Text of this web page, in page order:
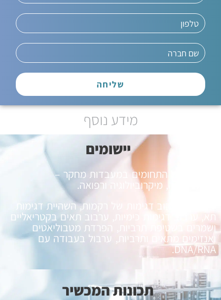
שליחה
מידע נוסף
יישומים
מתאים לכל התחומים במעבדות מחקר –
ביוטכנולוגיה, מיקרוביולוגיה ורפואה.
משמש לערבוב דגימות של רקמות, השהיית דגימות
תא, ערבוב דגימות כימיות, ערבוב תאים בקטריאליים
ושמרים בשטיפת תרביות, הפרדת מטבוליאטים
ואנזימים מתאים ותרביות, ערבול בעבודה עם
DNA/RNA.
תכונות המכשיר